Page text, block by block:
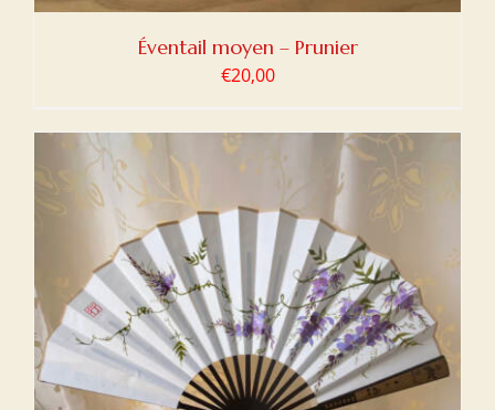
Éventail moyen – Prunier
€20,00